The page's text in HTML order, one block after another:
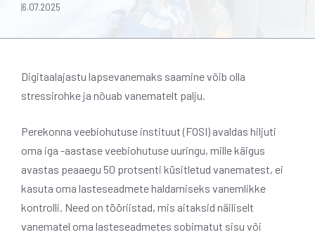
6.07.2025
Digitaalajastu lapsevanemaks saamine võib olla
stressirohke ja nõuab vanematelt palju.
Perekonna veebiohutuse instituut (FOSI) avaldas hiljuti
oma iga -aastase veebiohutuse uuringu, mille käigus
avastas peaaegu 50 protsenti küsitletud vanematest, ei
kasuta oma lasteseadmete haldamiseks vanemlikke
kontrolli. Need on tööriistad, mis aitaksid näiliselt
vanematel oma lasteseadmetes sobimatut sisu või